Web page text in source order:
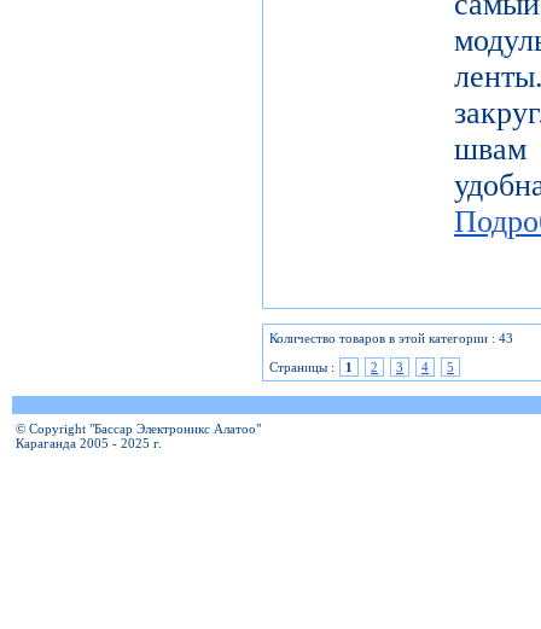
швам
Количество товаров в этой категории : 43
Страницы :
1 2 3 4 5
© Copyright "Бассар Электроникс Алатоо"
Караганда 2005 - 2025 г.